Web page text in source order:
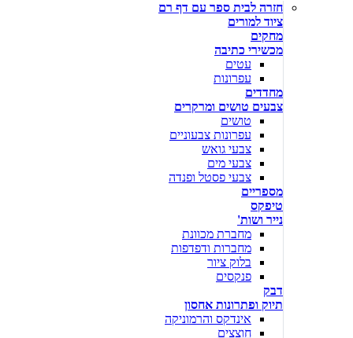
חזרה לבית ספר עם דף רם
ציוד למורים
מחקים
מכשירי כתיבה
עטים
עפרונות
מחדדים
צבעים טושים ומרקרים
טושים
עפרונות צבעוניים
צבעי גואש
צבעי מים
צבעי פסטל ופנדה
מספריים
טיפקס
נייר ושות'
מחברת מכוונת
מחברות ודפדפות
בלוק ציור
פנקסים
דבק
תיוק ופתרונות אחסון
אינדקס והרמוניקה
חוצצים